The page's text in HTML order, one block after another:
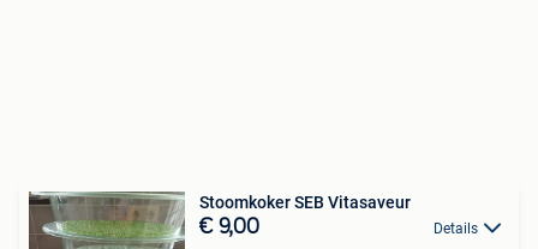
Stoomkoker SEB Vitasaveur
€ 9,00 Details